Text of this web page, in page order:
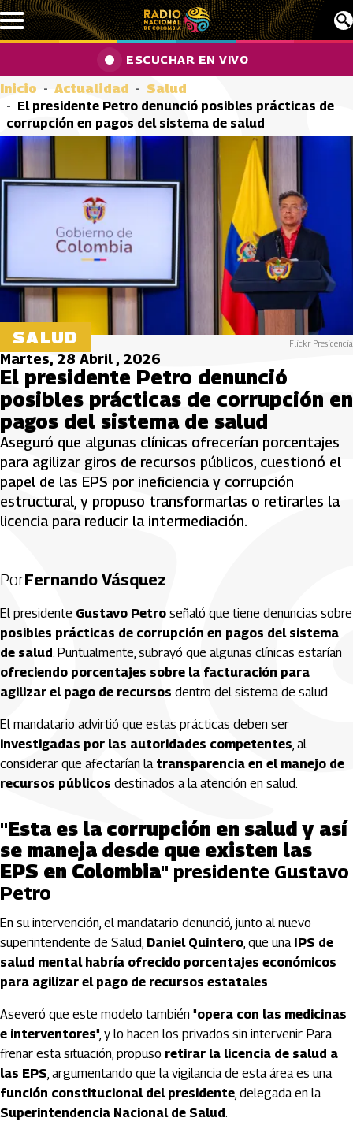
Pasar al contenido principal
ESCUCHAR EN VIVO
Inicio Actualidad
Salud
El presidente Petro denunció posibles prácticas de
corrupción en pagos del sistema de salud
SALUD Flickr Presidencia
Martes, 28 Abril , 2026
El presidente Petro denunció
posibles prácticas de corrupción en
pagos del sistema de salud
Aseguró que algunas clínicas ofrecerían porcentajes
para agilizar giros de recursos públicos, cuestionó el
papel de las EPS por ineficiencia y corrupción
estructural, y propuso transformarlas o retirarles la
licencia para reducir la intermediación.
PorFernando Vásquez
El presidente Gustavo Petro señaló que tiene denuncias sobre
posibles prácticas de corrupción en pagos del sistema
de salud. Puntualmente, subrayó que algunas clínicas estarían
ofreciendo porcentajes sobre la facturación para
agilizar el pago de recursos dentro del sistema de salud.
El mandatario advirtió que estas prácticas deben ser
investigadas por las autoridades competentes, al
considerar que afectarían la transparencia en el manejo de
recursos públicos destinados a la atención en salud.
"Esta es la corrupción en salud y así
se maneja desde que existen las
EPS en Colombia" presidente Gustavo
Petro
En su intervención, el mandatario denunció, junto al nuevo
superintendente de Salud, Daniel Quintero, que una IPS de
salud mental habría ofrecido porcentajes económicos
para agilizar el pago de recursos estatales.
Aseveró que este modelo también "opera con las medicinas
e interventores", y lo hacen los privados sin intervenir. Para
frenar esta situación, propuso retirar la licencia de salud a
las EPS, argumentando que la vigilancia de esta área es una
función constitucional del presidente, delegada en la
Superintendencia Nacional de Salud.